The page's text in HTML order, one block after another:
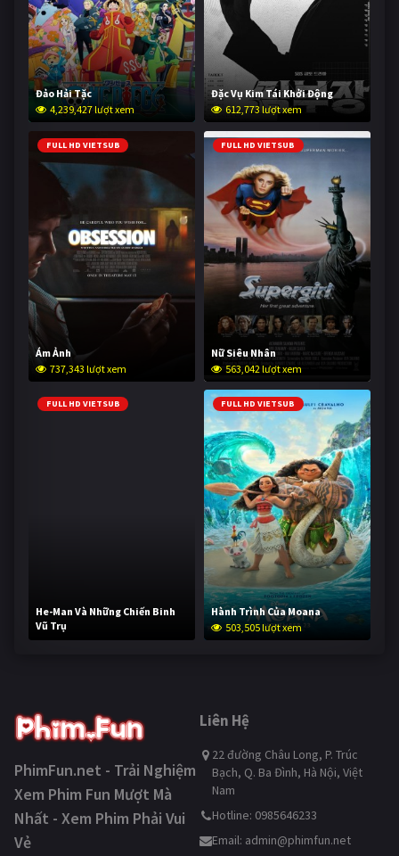
Đảo Hải Tặc
4,239,427 lượt xem
Đặc Vụ Kim Tái Khởi Động
612,773 lượt xem
FULL HD VIETSUB
Ám Ảnh
737,343 lượt xem
FULL HD VIETSUB
Nữ Siêu Nhân
563,042 lượt xem
FULL HD VIETSUB
He-Man Và Những Chiến Binh
Vũ Trụ
253,736 lượt xem
FULL HD VIETSUB
Hành Trình Của Moana
503,505 lượt xem
PhimFun.net - Trải Nghiệm
Xem Phim Fun Mượt Mà
Nhất - Xem Phim Phải Vui
Vẻ
Liên Hệ
22 đường Châu Long, P. Trúc
Bạch, Q. Ba Đình, Hà Nội, Việt
Nam
Hotline: 0985646233
Email: admin@phimfun.net